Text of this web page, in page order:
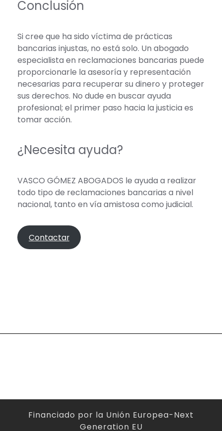
Conclusión
Si cree que ha sido víctima de prácticas
bancarias injustas, no está solo. Un abogado
especialista en reclamaciones bancarias puede
proporcionarle la asesoría y representación
necesarias para recuperar su dinero y proteger
sus derechos. No dude en buscar ayuda
profesional; el primer paso hacia la justicia es
tomar acción.
¿Necesita ayuda?
VASCO GÓMEZ ABOGADOS le ayuda a realizar
todo tipo de reclamaciones bancarias a nivel
nacional, tanto en vía amistosa como judicial.
Contactar
Financiado por la Unión Europea-Next
Generation EU